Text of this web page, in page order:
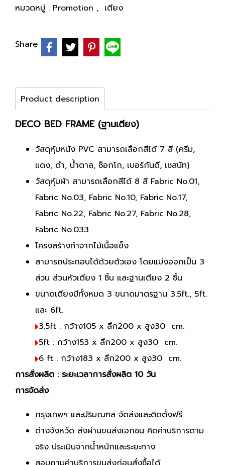
หมวดหมู่ : Promotion , เตียง
Share
Product description
DECO BED FRAME (ฐานเตียง)
วัสดุหุ้มหนัง PVC สามารถเลือกสีได้ 7 สี (ครีม,
แดง, ดำ, น้ำตาล, ช็อกโก, เบอร์กันดี, เชสนัท)
วัสดุหุ้มผ้า สามารถเลือกสีได้ 8 สี Fabric No.01,
Fabric No.03, Fabric No.10, Fabric No.17,
Fabric No.22, Fabric No.27, Fabric No.28,
Fabric No.033
โครงสร้างทำจากไม้เนื้อแข็ง
สามารถประกอบได้ด้วยตัวเอง โดยแบ่งออกเป็น 3
ส่วน ส่วนหัวเตียง 1 ชิ้น และฐานเตียง 2 ชิ้น
ขนาดเตียงมีทั้งหมด 3 ขนาดมาตรฐาน 3.5ft., 5ft.
และ 6ft.
3.5ft : กว้าง105 x ลึก200 x สูง30 cm.
5ft : กว้าง153 x ลึก200 x สูง30 cm.
6 ft : กว้าง183 x ลึก200 x สูง30 cm.
การสั่งผลิต : ระยะเวลาการสั่งผลิต 10 วัน
การจัดส่ง
กรุงเทพฯ และปริมณฑล จัดส่งและติดตั้งฟรี
ต่างจังหวัด ส่งผ่านขนส่งเอกชน คิดค่าบริการตาม
จริง ประเมินจากน้ำหนักและระยะทาง